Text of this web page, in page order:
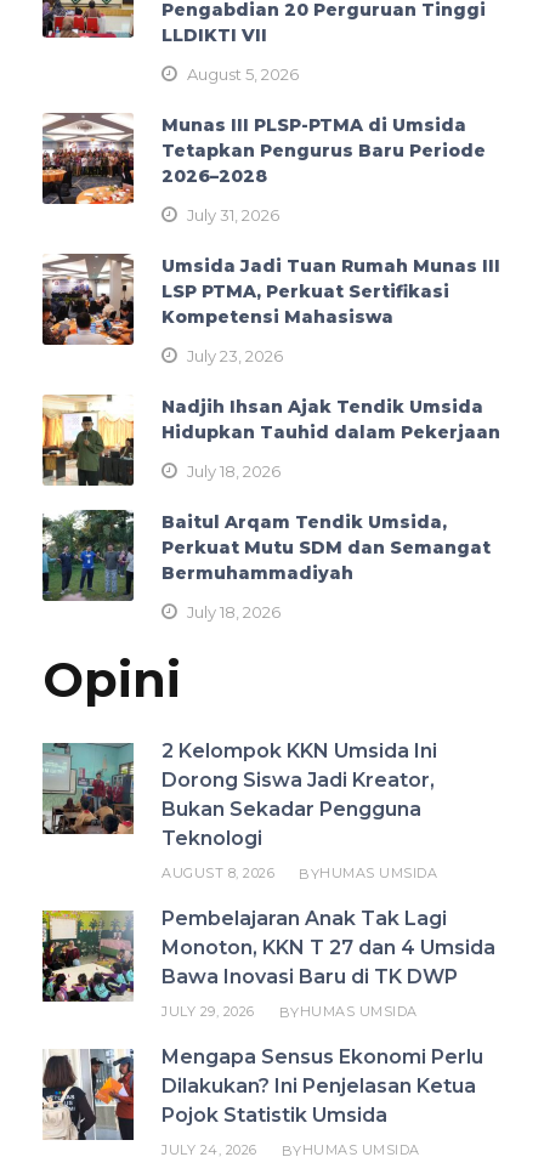
Pengabdian 20 Perguruan Tinggi
LLDIKTI VII
August 5, 2026
Munas III PLSP-PTMA di Umsida
Tetapkan Pengurus Baru Periode
2026–2028
July 31, 2026
Umsida Jadi Tuan Rumah Munas III
LSP PTMA, Perkuat Sertifikasi
Kompetensi Mahasiswa
July 23, 2026
Nadjih Ihsan Ajak Tendik Umsida
Hidupkan Tauhid dalam Pekerjaan
July 18, 2026
Baitul Arqam Tendik Umsida,
Perkuat Mutu SDM dan Semangat
Bermuhammadiyah
July 18, 2026
Opini
2 Kelompok KKN Umsida Ini
Dorong Siswa Jadi Kreator,
Bukan Sekadar Pengguna
Teknologi
AUGUST 8, 2026 BYHUMAS UMSIDA
Pembelajaran Anak Tak Lagi
Monoton, KKN T 27 dan 4 Umsida
Bawa Inovasi Baru di TK DWP
JULY 29, 2026 BYHUMAS UMSIDA
Mengapa Sensus Ekonomi Perlu
Dilakukan? Ini Penjelasan Ketua
Pojok Statistik Umsida
JULY 24, 2026 BYHUMAS UMSIDA